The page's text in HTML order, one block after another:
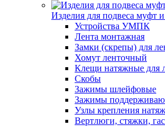
Изделия для подвеса муфт и
Устройства УМПК
Лента монтажная
Замки (скрепы) для
Хомут ленточный
Клещи натяжные для
Скобы
Зажимы шлейфовые
Зажимы
Узлы крепления
Вертлюги, стяжки,